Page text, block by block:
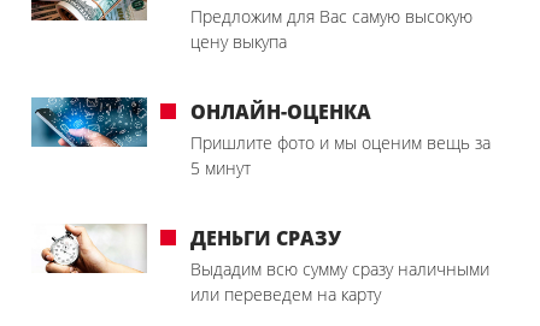
Предложим для Вас самую высокую
цену выкупа
ОНЛАЙН-ОЦЕНКА
Пришлите фото и мы оценим вещь за
5 минут
ДЕНЬГИ СРАЗУ
Выдадим всю сумму сразу наличными
или переведем на карту